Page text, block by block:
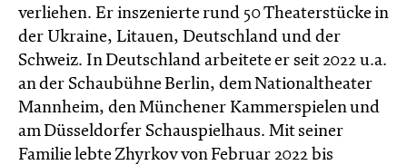
verliehen. Er inszenierte rund 50 Theaterstücke in
der Ukraine, Litauen, Deutschland und der
Schweiz. In Deutschland arbeitete er seit 2022 u.a.
an der Schaubühne Berlin, dem Nationaltheater
Mannheim, den Münchener Kammerspielen und
am Düsseldorfer Schauspielhaus. Mit seiner
Familie lebte Zhyrkov von Februar 2022 bis